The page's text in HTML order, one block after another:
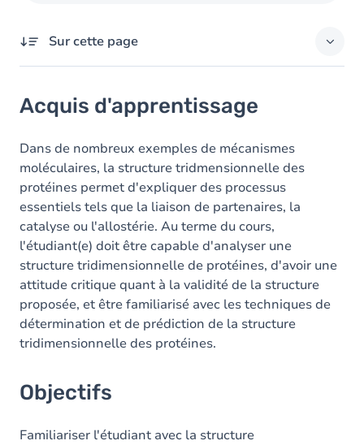
Sur cette page
Objectifs
Contenu
Table des matières
Exercices
Acquis d'apprentissage
Dans de nombreux exemples de mécanismes
moléculaires, la structure tridmensionnelle des
protéines permet d'expliquer des processus
essentiels tels que la liaison de partenaires, la
catalyse ou l'allostérie. Au terme du cours,
l'étudiant(e) doit être capable d'analyser une
structure tridimensionnelle de protéines, d'avoir une
attitude critique quant à la validité de la structure
proposée, et être familiarisé avec les techniques de
détermination et de prédiction de la structure
tridimensionnelle des protéines.
Objectifs
Familiariser l'étudiant avec la structure